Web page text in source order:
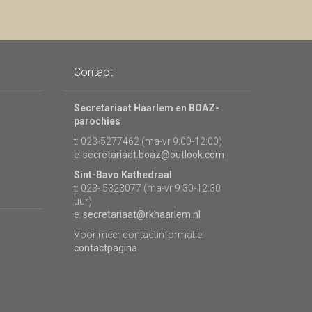
Contact
Secretariaat Haarlem en BOAZ-
parochies
t: 023-5277462 (ma-vr 9:00-12:00)
e: secretariaat.boaz@outlook.com
Sint-Bavo Kathedraal
t: 023- 5323077 (ma-vr 9:30-12:30
uur)
e: secretariaat@rkhaarlem.nl
Voor meer contactinformatie:
contactpagina